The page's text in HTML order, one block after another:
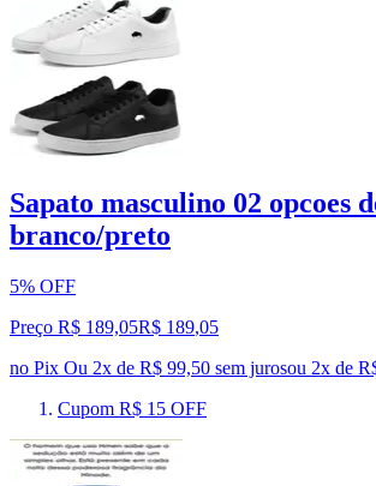
Sapato masculino 02 opcoes
branco/preto
5% OFF
Preço R$ 189,05R$ 189,05
no Pix Ou 2x de R$ 99,50 sem jurosou 2x de
Cupom R$ 15 OFF